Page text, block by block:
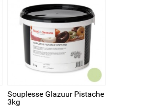
Souplesse Glazuur Pistache
3kg